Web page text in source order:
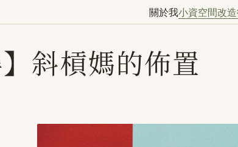
關於我小資空間改
】斜槓媽的佈置